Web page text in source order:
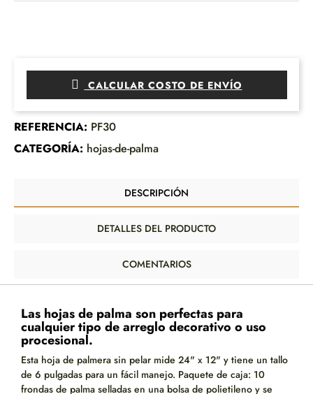
CALCULAR COSTO DE ENVÍO
REFERENCIA: PF30
CATEGORÍA: hojas-de-palma
DESCRIPCIÓN
DETALLES DEL PRODUCTO
COMENTARIOS
Las hojas de palma son perfectas para
cualquier tipo de arreglo decorativo o uso
procesional.
Esta hoja de palmera sin pelar mide 24" x 12" y tiene un tallo
de 6 pulgadas para un fácil manejo. Paquete de caja: 10
frondas de palma selladas en una bolsa de polietileno y se